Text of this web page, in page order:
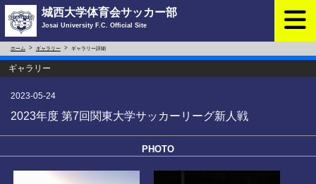
城西大学体育会サッカー部
Josai University F.C. Official Site
ホーム ギャラリー ギャラリー詳細
ギャラリー
2023-05-24
2023年度 第7回関東大学サッカーリーグ新人戦
PHOTO